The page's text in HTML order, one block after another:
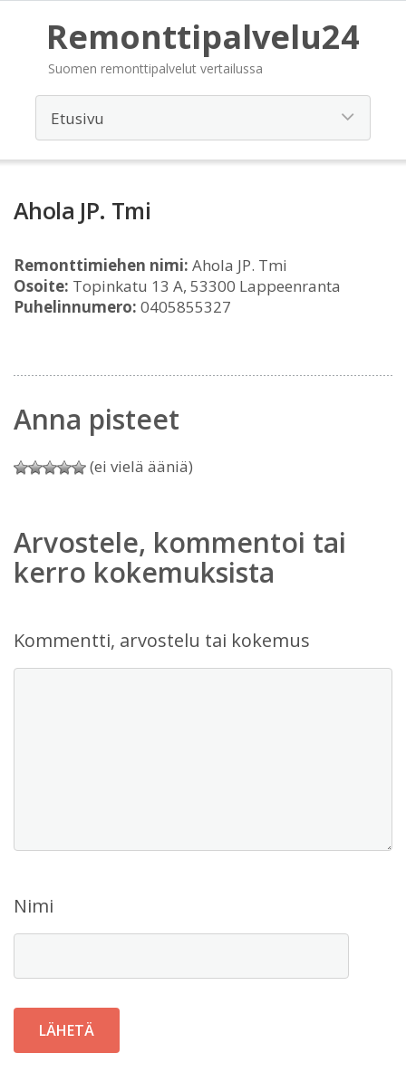
Remonttipalvelu24
Suomen remonttipalvelut vertailussa
Ahola JP. Tmi
Remonttimiehen nimi: Ahola JP. Tmi
Osoite: Topinkatu 13 A, 53300 Lappeenranta
Puhelinnumero: 0405855327
Anna pisteet
(ei vielä ääniä)
Arvostele, kommentoi tai
kerro kokemuksista
Kommentti, arvostelu tai kokemus
Nimi